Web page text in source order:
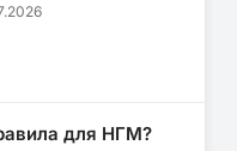
для НГМ?